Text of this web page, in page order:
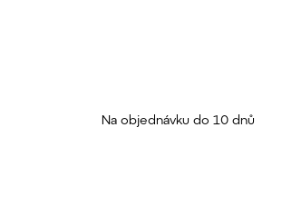
Na objednávku do 10 dnů